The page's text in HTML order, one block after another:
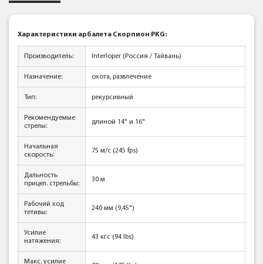
Характеристики арбалета Скорпион PKG:
Производитель: Interloper (Россия / Тайвань)
Назначение: охота, развлечение
Тип: рекурсивный
Рекомендуемые
стрелы:
длиной 14" и 16"
Начальная
скорость:
75 м/с (245 fps)
Дальность
прицел. стрельбы:
30 м
Рабочий ход
тетивы:
240 мм (9,45")
Усилие
натяжения:
43 кгc (94 lbs)
Макс. усилие